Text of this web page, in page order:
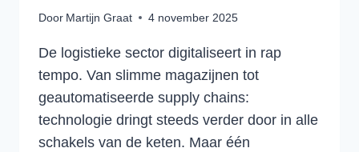
Door Martijn Graat 4 november 2025
De logistieke sector digitaliseert in rap
tempo. Van slimme magazijnen tot
geautomatiseerde supply chains:
technologie dringt steeds verder door in alle
schakels van de keten. Maar één